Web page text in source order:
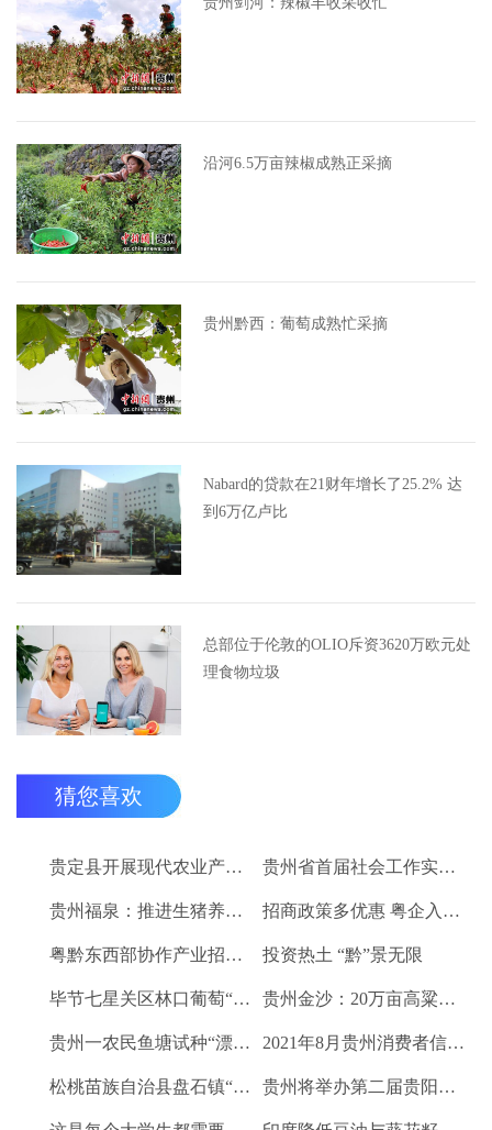
沿河6.5万亩辣椒成熟正采摘
贵州黔西：葡萄成熟忙采摘
Nabard的贷款在21财年增长了25.2% 达
到6万亿卢比
总部位于伦敦的OLIO斥资3620万欧元处
理食物垃圾
猜您喜欢
贵定县开展现代农业产业“稻+N”田间示范技术培训 贵州省首届社会工作实务技能大赛启动
贵州福泉：推进生猪养殖现代化 开创产业发展新格局 招商政策多优惠 粤企入黔得实惠
粤黔东西部协作产业招商对接会将于9月8日举行 投资热土 “黔”景无限
毕节七星关区林口葡萄“卖”进羊城 贵州金沙：20万亩高粱、2.67万亩烤烟喜获丰收
贵州一农民鱼塘试种“漂浮水稻”获成功 亩产千斤稻谷 2021年8月贵州消费者信心及健康指数创下新高
松桃苗族自治县盘石镇“三驾马车”拉出人民群众平安幸福生活 贵州将举办第二届贵阳工业博览会